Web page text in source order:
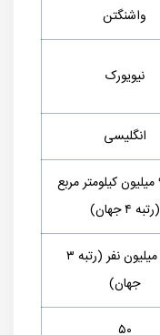
واشنگتن
نیویورک
انگلیسی
۹.۸۳۳ میلیون کیلومتر مربع
(رتبه ۴ جهان)
۳۴۲ میلیون نفر (رتبه ۳
جهان)
۵۰